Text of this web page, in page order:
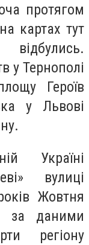
протягом
картах тут
у Тернополі
Героїв
у Львові
Україні
вулиці
Жовтня
за даними
регіону